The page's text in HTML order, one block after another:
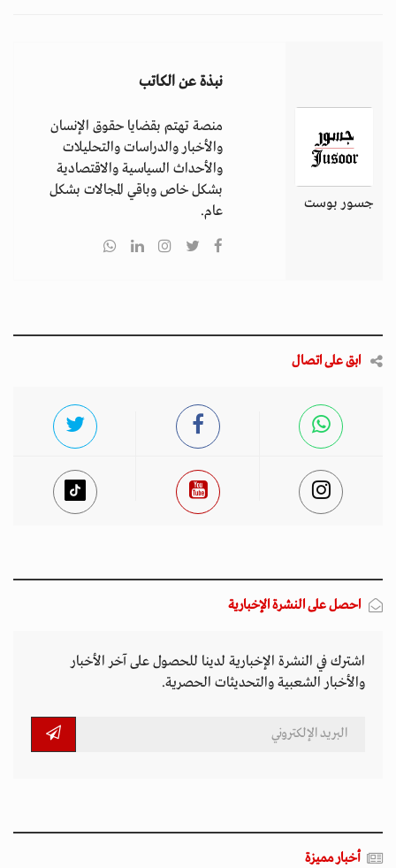
جسور بوست
نبذة عن الكاتب
منصة تهتم بقضايا حقوق الإنسان
والأخبار والدراسات والتحليلات
والأحداث السياسية والاقتصادية
بشكل خاص وباقي المجالات بشكل
عام.
ابق على اتصال
احصل على النشرة الإخبارية
اشترك في النشرة الإخبارية لدينا للحصول على آخر الأخبار
والأخبار الشعبية والتحديثات الحصرية.
أخبار مميزة